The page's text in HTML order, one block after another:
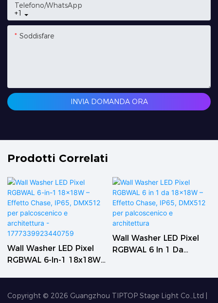
+1
Telefono/WhatsApp
Soddisfare
INVIA DOMANDA ORA
Prodotti Correlati
Wall Washer LED Pixel
RGBWAL 6-In-1 18x18W
Palcoscenico E
Wall Washer LED Pixel
RGBWAL 6 In 1 Da
Architettura
Copyright © 2026 Guangzhou TIPTOP Stage Light Co.,Ltd